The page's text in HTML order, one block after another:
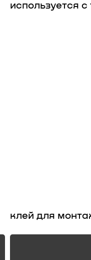
используется
клей для